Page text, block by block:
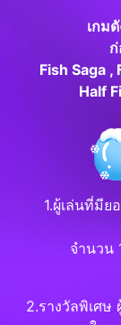
เกม
Fish Saga ,
Half
1.ผู้เล่นที่มีย
จำนวน
2.รางวัลพิเศษ